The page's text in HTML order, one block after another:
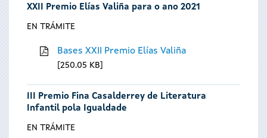
XXII Premio Elías Valiña para o ano 2021
EN TRÁMITE
Bases XXII Premio Elías Valiña
250.05 KB
III Premio Fina Casalderrey de Literatura
Infantil pola Igualdade
EN TRÁMITE